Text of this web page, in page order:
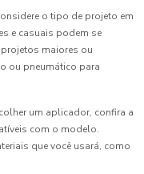
o tipo de projeto em
e casuais podem se
maiores ou
ou pneumático para
um aplicador, confira a
com o modelo.
que você usará, como